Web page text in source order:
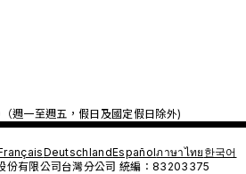
週一至週五，假日及國定假日除外)
DeutschlandEspañolภาษาไทย 한국어
份有限公司台灣分公司 統編：83203375